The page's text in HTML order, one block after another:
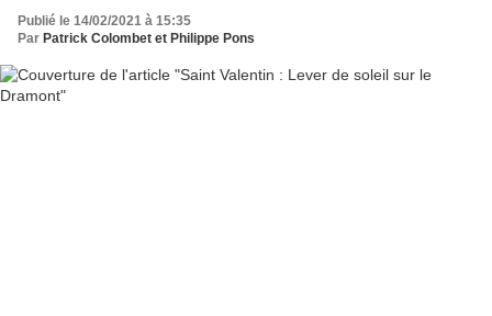
Publié le 14/02/2021 à 15:35
Par Patrick Colombet et Philippe Pons